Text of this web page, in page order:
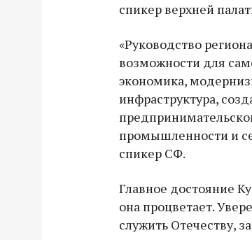
спикер верхней
«Руководство
возможности для
экономика,
инфраструктура,
промышленности и
спикер СФ.
Главное достояние
она процветает.
служить Отечеству,